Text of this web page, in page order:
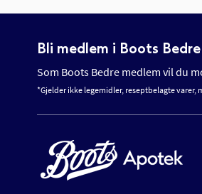
Bli medlem i Boots
Som Boots Bedre medlem vil du
*Gjelder ikke legemidler, reseptbelagte